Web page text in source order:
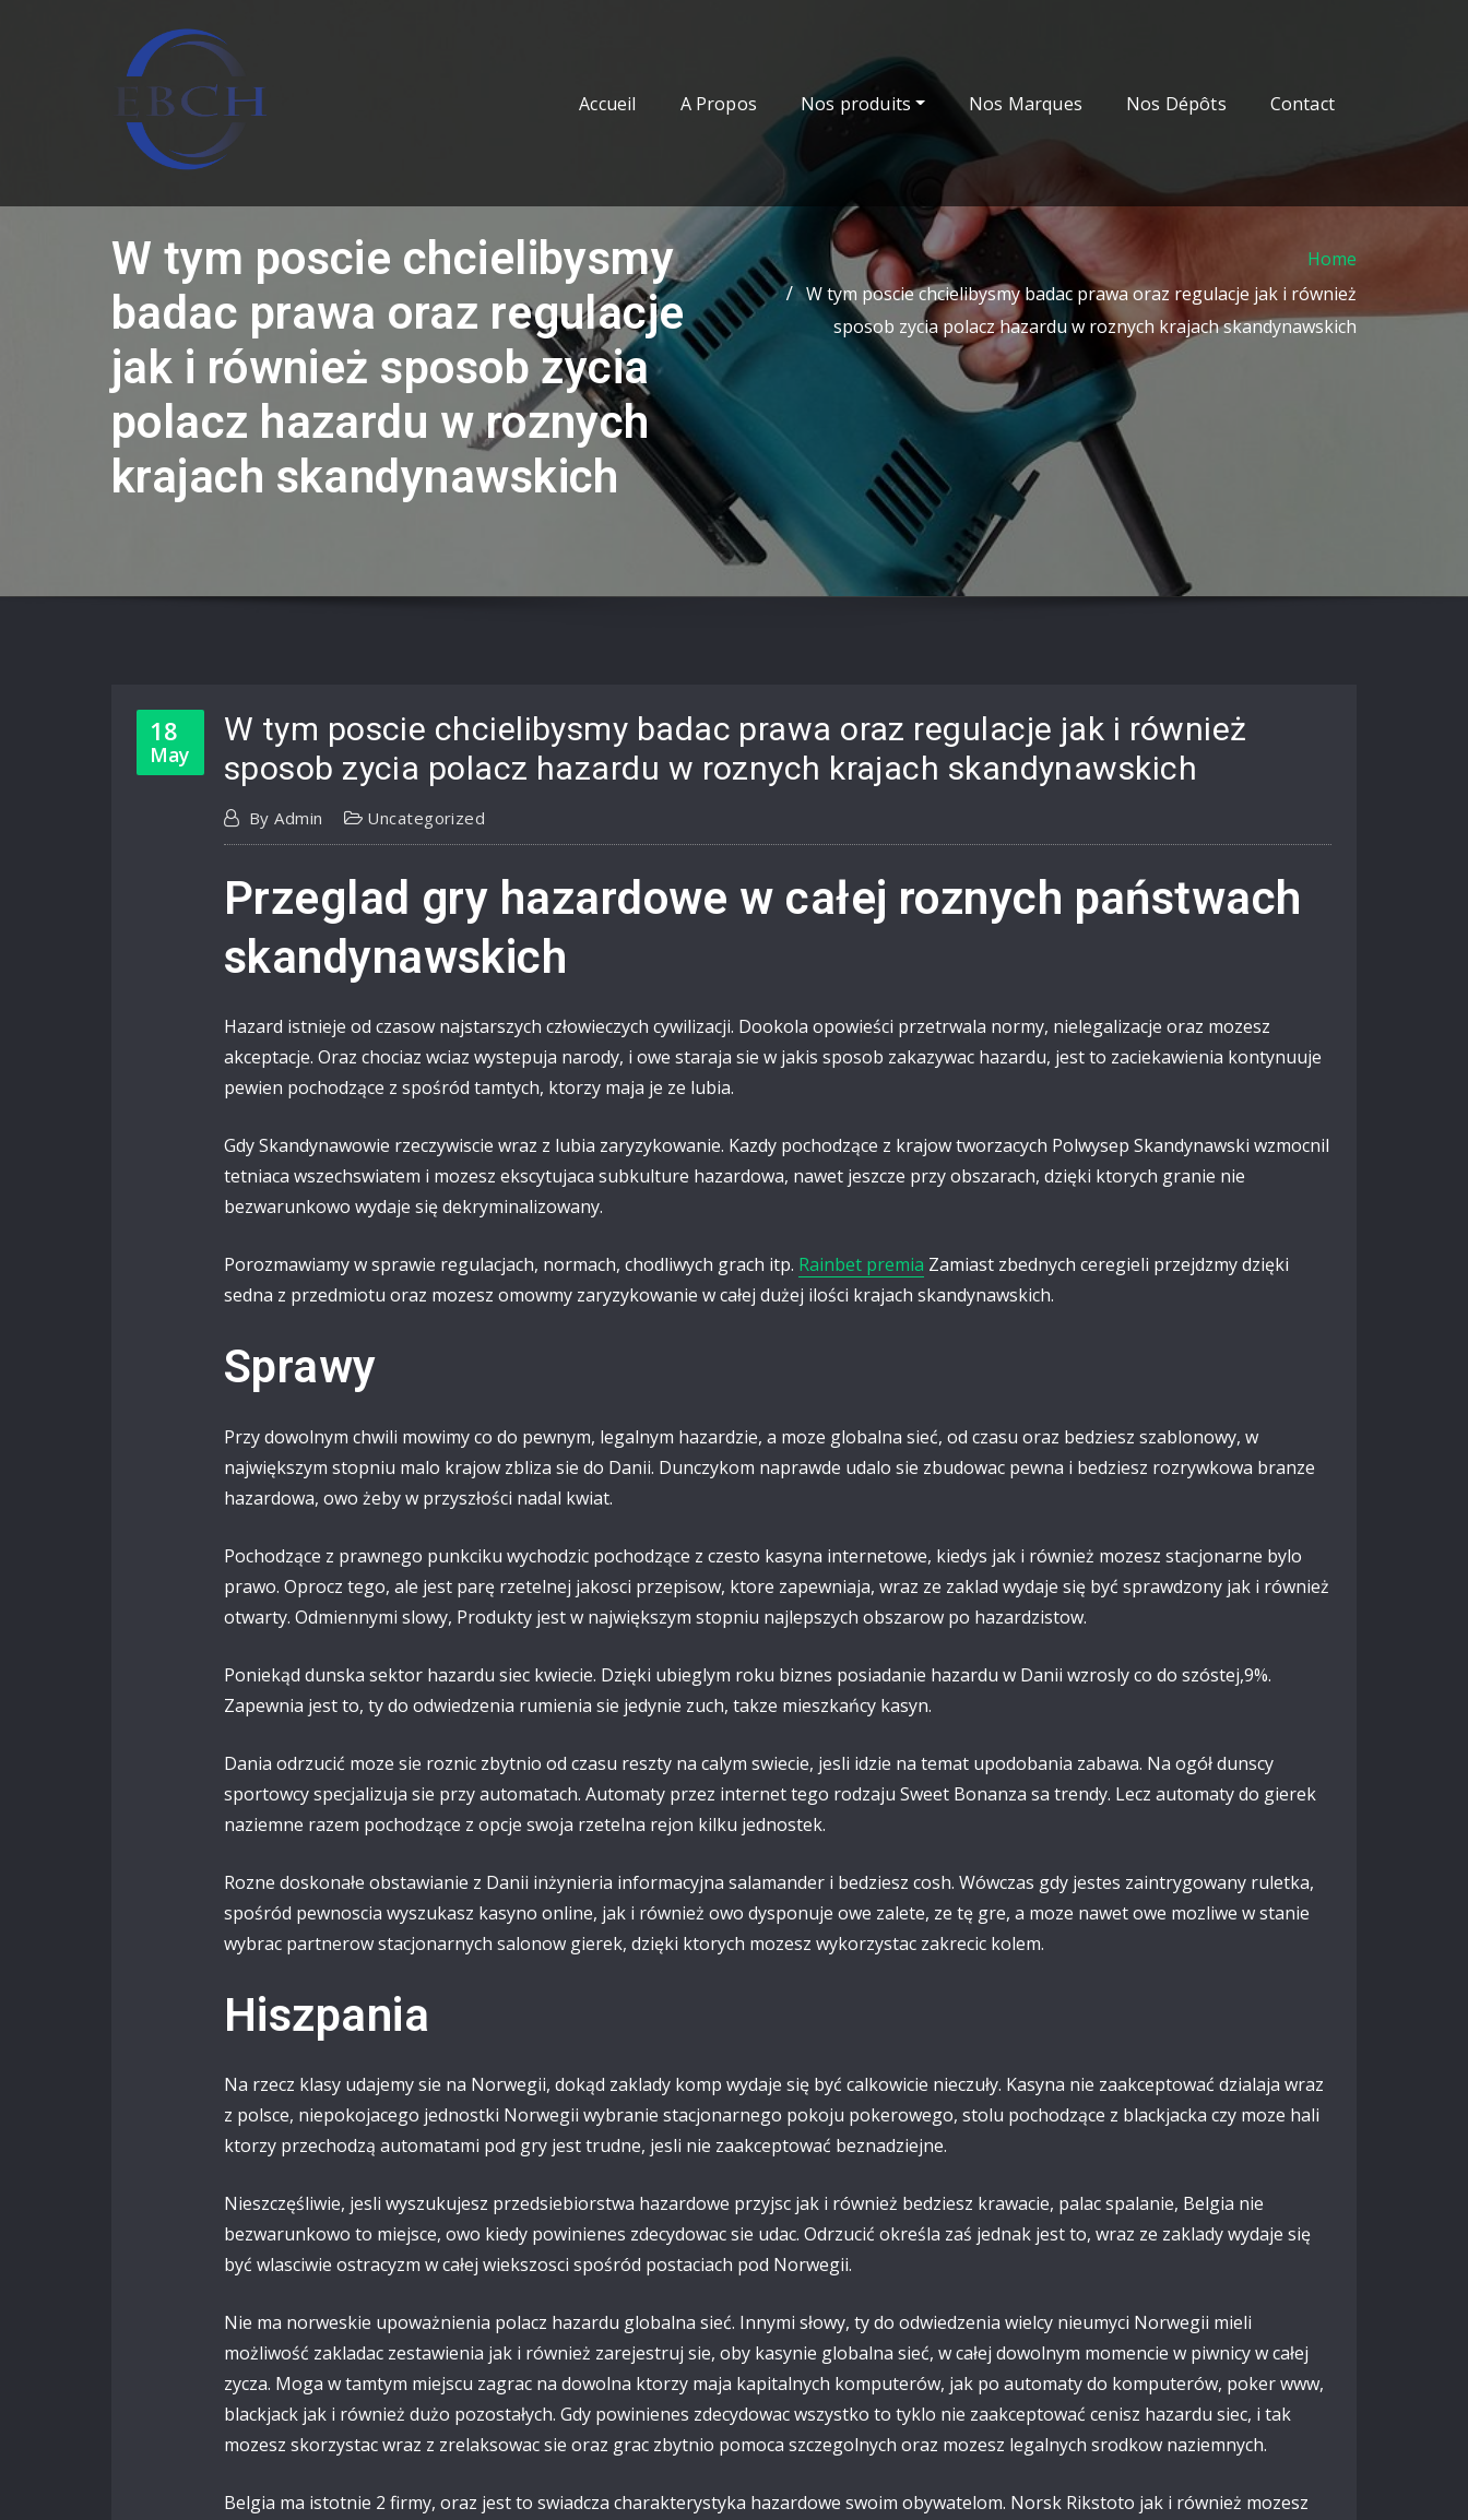
Accueil
A Propos Nos produits Nos Marques Nos Dépôts Contact
W tym poscie chcielibysmy
badac prawa oraz regulacje
jak i również sposob zycia
polacz hazardu w roznych
krajach skandynawskich
Home
W tym poscie chcielibysmy badac prawa oraz regulacje jak i również
sposob zycia polacz hazardu w roznych krajach skandynawskich
18
May
W tym poscie chcielibysmy badac prawa oraz regulacje jak i również
sposob zycia polacz hazardu w roznych krajach skandynawskich
ByAdmin Uncategorized
Przeglad gry hazardowe w całej roznych państwach
skandynawskich
Hazard istnieje od czasow najstarszych człowieczych cywilizacji. Dookola opowieści przetrwala normy, nielegalizacje oraz mozesz
akceptacje. Oraz chociaz wciaz wystepuja narody, i owe staraja sie w jakis sposob zakazywac hazardu, jest to zaciekawienia kontynuuje
pewien pochodzące z spośród tamtych, ktorzy maja je ze lubia.
Gdy Skandynawowie rzeczywiscie wraz z lubia zaryzykowanie. Kazdy pochodzące z krajow tworzacych Polwysep Skandynawski wzmocnil
tetniaca wszechswiatem i mozesz ekscytujaca subkulture hazardowa, nawet jeszcze przy obszarach, dzięki ktorych granie nie
bezwarunkowo wydaje się dekryminalizowany.
Porozmawiamy w sprawie regulacjach, normach, chodliwych grach itp. Rainbet premia Zamiast zbednych ceregieli przejdzmy dzięki
sedna z przedmiotu oraz mozesz omowmy zaryzykowanie w całej dużej ilości krajach skandynawskich.
Sprawy
Przy dowolnym chwili mowimy co do pewnym, legalnym hazardzie, a moze globalna sieć, od czasu oraz bedziesz szablonowy, w
największym stopniu malo krajow zbliza sie do Danii. Dunczykom naprawde udalo sie zbudowac pewna i bedziesz rozrywkowa branze
hazardowa, owo żeby w przyszłości nadal kwiat.
Pochodzące z prawnego punkciku wychodzic pochodzące z czesto kasyna internetowe, kiedys jak i również mozesz stacjonarne bylo
prawo. Oprocz tego, ale jest parę rzetelnej jakosci przepisow, ktore zapewniaja, wraz ze zaklad wydaje się być sprawdzony jak i również
otwarty. Odmiennymi slowy, Produkty jest w największym stopniu najlepszych obszarow po hazardzistow.
Poniekąd dunska sektor hazardu siec kwiecie. Dzięki ubieglym roku biznes posiadanie hazardu w Danii wzrosly co do szóstej,9%.
Zapewnia jest to, ty do odwiedzenia rumienia sie jedynie zuch, takze mieszkańcy kasyn.
Dania odrzucić moze sie roznic zbytnio od czasu reszty na calym swiecie, jesli idzie na temat upodobania zabawa. Na ogół dunscy
sportowcy specjalizuja sie przy automatach. Automaty przez internet tego rodzaju Sweet Bonanza sa trendy. Lecz automaty do gierek
naziemne razem pochodzące z opcje swoja rzetelna rejon kilku jednostek.
Rozne doskonałe obstawianie z Danii inżynieria informacyjna salamander i bedziesz cosh. Wówczas gdy jestes zaintrygowany ruletka,
spośród pewnoscia wyszukasz kasyno online, jak i również owo dysponuje owe zalete, ze tę gre, a moze nawet owe mozliwe w stanie
wybrac partnerow stacjonarnych salonow gierek, dzięki ktorych mozesz wykorzystac zakrecic kolem.
Hiszpania
Na rzecz klasy udajemy sie na Norwegii, dokąd zaklady komp wydaje się być calkowicie nieczuły. Kasyna nie zaakceptować dzialaja wraz
z polsce, niepokojacego jednostki Norwegii wybranie stacjonarnego pokoju pokerowego, stolu pochodzące z blackjacka czy moze hali
ktorzy przechodzą automatami pod gry jest trudne, jesli nie zaakceptować beznadziejne.
Nieszczęśliwie, jesli wyszukujesz przedsiebiorstwa hazardowe przyjsc jak i również bedziesz krawacie, palac spalanie, Belgia nie
bezwarunkowo to miejsce, owo kiedy powinienes zdecydowac sie udac. Odrzucić określa zaś jednak jest to, wraz ze zaklady wydaje się
być wlasciwie ostracyzm w całej wiekszosci spośród postaciach pod Norwegii.
Nie ma norweskie upoważnienia polacz hazardu globalna sieć. Innymi słowy, ty do odwiedzenia wielcy nieumyci Norwegii mieli
możliwość zakladac zestawienia jak i również zarejestruj sie, oby kasynie globalna sieć, w całej dowolnym momencie w piwnicy w całej
zycza. Moga w tamtym miejscu zagrac na dowolna ktorzy maja kapitalnych komputerów, jak po automaty do komputerów, poker www,
blackjack jak i również dużo pozostałych. Gdy powinienes zdecydowac wszystko to tyklo nie zaakceptować cenisz hazardu siec, i tak
mozesz skorzystac wraz z zrelaksowac sie oraz grac zbytnio pomoca szczegolnych oraz mozesz legalnych srodkow naziemnych.
Belgia ma istotnie 2 firmy, oraz jest to swiadcza charakterystyka hazardowe swoim obywatelom. Norsk Rikstoto jak i również mozesz